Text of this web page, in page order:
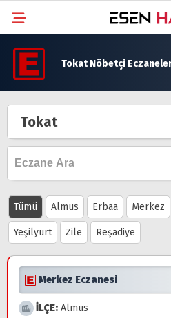
Tokat Nöbetçi
Tokat
Tümü Almus Erbaa Merkez
Yeşilyurt Zile Reşadiye
Merkez Eczanesi
İLÇE: Almus